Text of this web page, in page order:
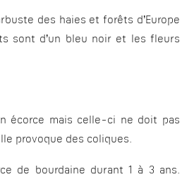
des haies et forêts d’Europe
sont d’un bleu noir et les fleurs
écorce mais celle-ci ne doit pas
provoque des coliques.
de bourdaine durant 1 à 3 ans.